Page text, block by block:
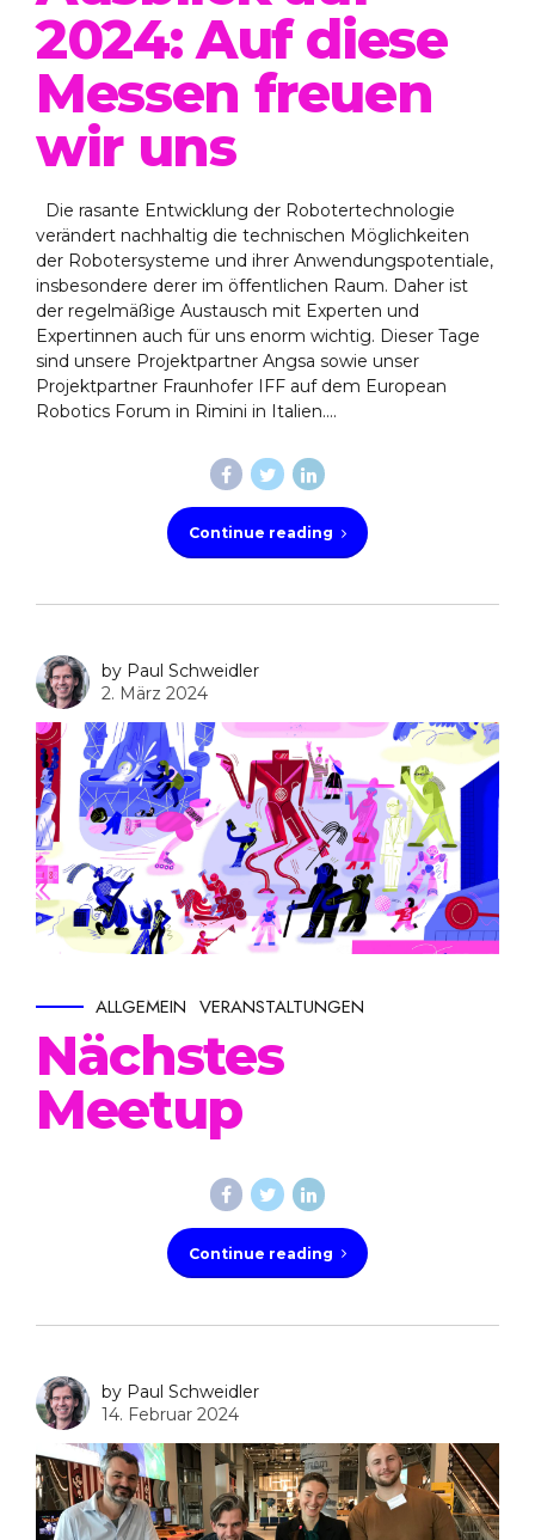
2024: Auf diese
Messen freuen
wir uns
Die rasante Entwicklung der Robotertechnologie
verändert nachhaltig die technischen Möglichkeiten
der Robotersysteme und ihrer Anwendungspotentiale,
insbesondere derer im öffentlichen Raum. Daher ist
der regelmäßige Austausch mit Experten und
Expertinnen auch für uns enorm wichtig. Dieser Tage
sind unsere Projektpartner Angsa sowie unser
Projektpartner Fraunhofer IFF auf dem European
Robotics Forum in Rimini in Italien....
Continue reading
by Paul Schweidler
2. März 2024
ALLGEMEIN VERANSTALTUNGEN
Nächstes
Meetup
Continue reading
by Paul Schweidler
14. Februar 2024